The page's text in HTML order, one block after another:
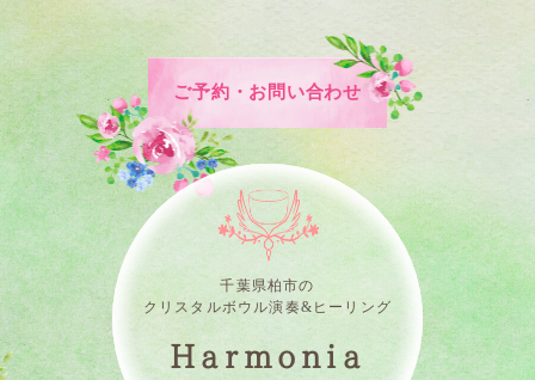
ご予約・お問い合わせ
千葉県柏市の
クリスタルボウル演奏&ヒーリング
Harmonia